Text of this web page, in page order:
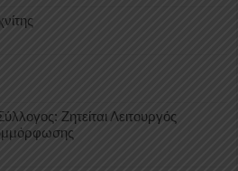
Ζητείται Λειτουργός